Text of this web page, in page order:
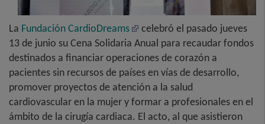
La Fundación CardioDreams
celebró el pasado jueves
13 de junio su Cena Solidaria Anual para recaudar fondos
destinados a financiar operaciones de corazón a
pacientes sin recursos de países en vías de desarrollo,
promover proyectos de atención a la salud
cardiovascular en la mujer y formar a profesionales en el
ámbito de la cirugía cardiaca. El acto, al que asistieron